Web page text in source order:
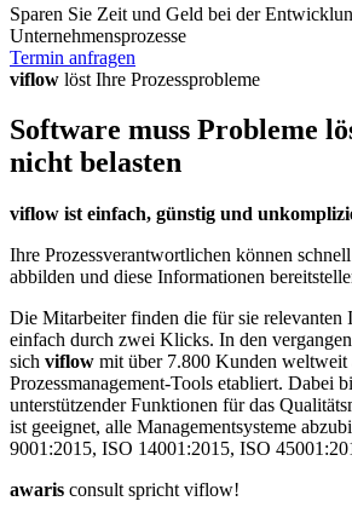
Sparen Sie Zeit und Geld bei der
Unternehmensprozesse
Termin anfragen
viflow löst Ihre Prozessprobleme
Software muss Probleme
nicht belasten
viflow ist einfach, günstig und
Ihre Prozessverantwortlichen können
abbilden und diese Informationen
Die Mitarbeiter finden die für sie relevanten
einfach durch zwei Klicks. In den
sich viflow mit über 7.800 Kunden weltweit
Prozessmanagement-Tools etabliert. Dabei
unterstützender Funktionen für das
ist geeignet, alle Managementsysteme
9001:2015, ISO 14001:2015, ISO
awaris consult spricht viflow!